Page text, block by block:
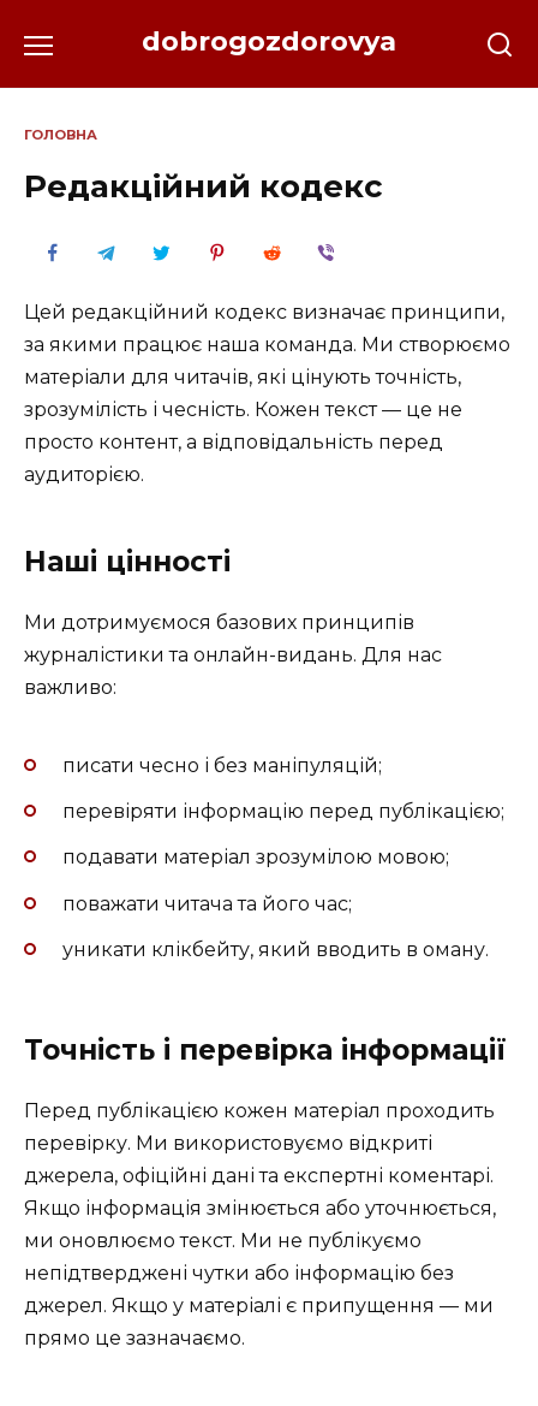
до
dobrogozdorovya
ГОЛОВНА
Редакційний кодекс
Цей редакційний кодекс визначає принципи,
за якими працює наша команда. Ми створюємо
матеріали для читачів, які цінують точність,
зрозумілість і чесність. Кожен текст — це не
просто контент, а відповідальність перед
аудиторією.
Наші цінності
Ми дотримуємося базових принципів
журналістики та онлайн-видань. Для нас
важливо:
писати чесно і без маніпуляцій;
перевіряти інформацію перед публікацією;
подавати матеріал зрозумілою мовою;
поважати читача та його час;
уникати клікбейту, який вводить в оману.
Точність і перевірка інформації
Перед публікацією кожен матеріал проходить
перевірку. Ми використовуємо відкриті
джерела, офіційні дані та експертні коментарі.
Якщо інформація змінюється або уточнюється,
ми оновлюємо текст. Ми не публікуємо
непідтверджені чутки або інформацію без
джерел. Якщо у матеріалі є припущення — ми
прямо це зазначаємо.